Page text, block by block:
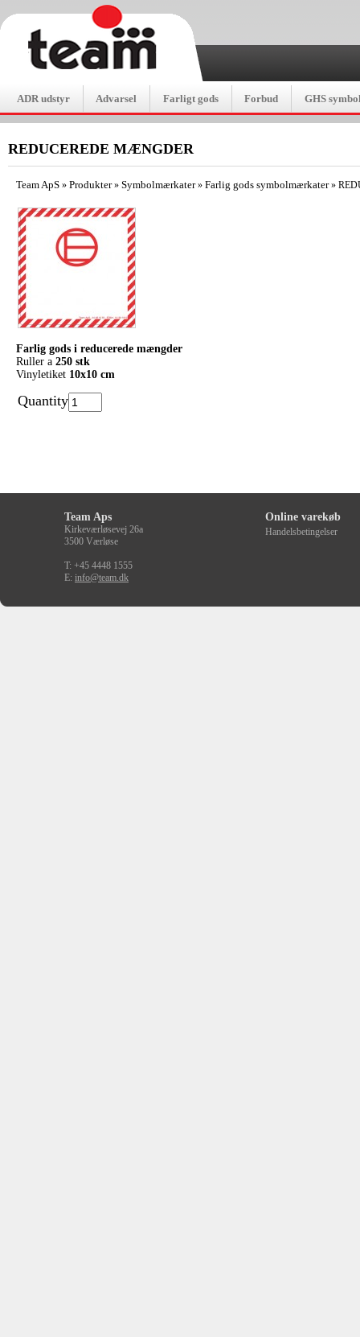
ADR udstyr Advarsel Farligt gods Forbud GHS
REDUCEREDE MÆNGDER
Team ApS » Produkter» Symbolmærkater» Farlig gods symbolmærkater»
Farlig gods i reducerede mængder
Ruller a 250 stk
Vinyletiket 10x10 cm
Quantity
Team Aps
Kirkeværløsevej 26a
3500 Værløse
T: +45 4448 1555
E: info@team.dk
Online varekøb
Handelsbetingelser